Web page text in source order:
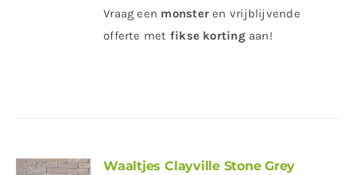
Vraag een monsteren vrijblijvende
offerte met fikse korting aan!
Waaltjes Clayville Stone Grey